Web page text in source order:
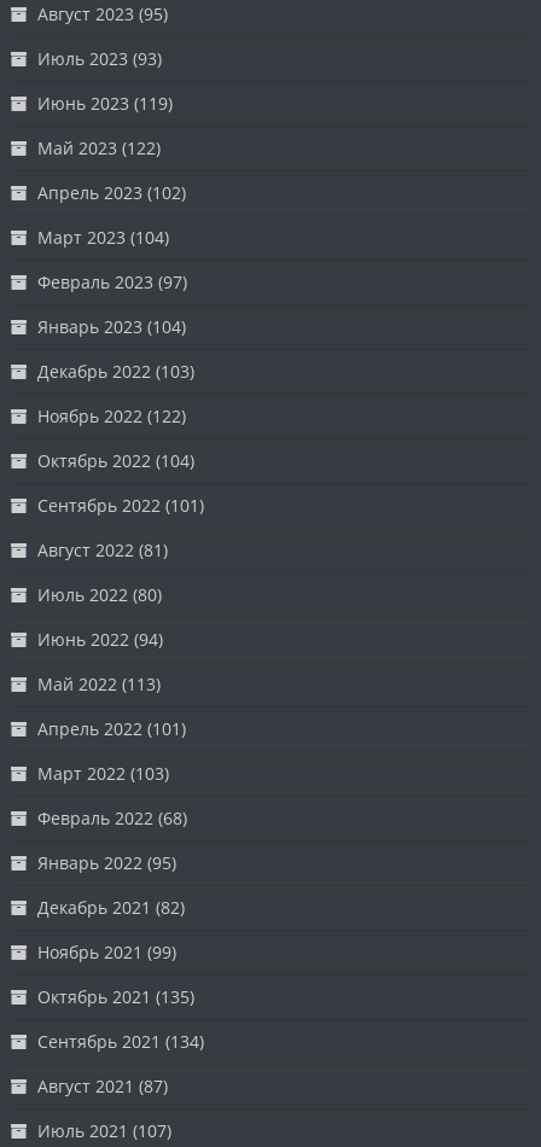
Август 2023 (95)
Июль 2023 (93)
Июнь 2023 (119)
Май 2023 (122)
Апрель 2023 (102)
Март 2023 (104)
Февраль 2023 (97)
Январь 2023 (104)
Декабрь 2022 (103)
Ноябрь 2022 (122)
Октябрь 2022 (104)
Сентябрь 2022 (101)
Август 2022 (81)
Июль 2022 (80)
Июнь 2022 (94)
Май 2022 (113)
Апрель 2022 (101)
Март 2022 (103)
Февраль 2022 (68)
Январь 2022 (95)
Декабрь 2021 (82)
Ноябрь 2021 (99)
Октябрь 2021 (135)
Сентябрь 2021 (134)
Август 2021 (87)
Июль 2021 (107)